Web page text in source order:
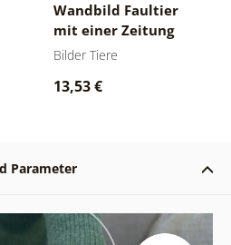
Wandbild Faultier
mit einer Zeitung
auf dem Klo
Bilder Tiere
13,53 €
Parameter